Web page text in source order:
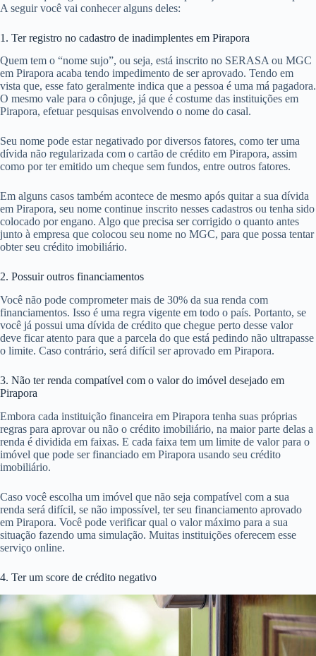
A seguir você vai conhecer alguns deles:
1. Ter registro no cadastro de inadimplentes em Pirapora
Quem tem o “nome sujo”, ou seja, está inscrito no SERASA ou MGC
em Pirapora acaba tendo impedimento de ser aprovado. Tendo em
vista que, esse fato geralmente indica que a pessoa é uma má pagadora.
O mesmo vale para o cônjuge, já que é costume das instituições em
Pirapora, efetuar pesquisas envolvendo o nome do casal.
Seu nome pode estar negativado por diversos fatores, como ter uma
dívida não regularizada com o cartão de crédito em Pirapora, assim
como por ter emitido um cheque sem fundos, entre outros fatores.
Em alguns casos também acontece de mesmo após quitar a sua dívida
em Pirapora, seu nome continue inscrito nesses cadastros ou tenha sido
colocado por engano. Algo que precisa ser corrigido o quanto antes
junto à empresa que colocou seu nome no MGC, para que possa tentar
obter seu crédito imobiliário.
2. Possuir outros financiamentos
Você não pode comprometer mais de 30% da sua renda com
financiamentos. Isso é uma regra vigente em todo o país. Portanto, se
você já possui uma dívida de crédito que chegue perto desse valor
deve ficar atento para que a parcela do que está pedindo não ultrapasse
o limite. Caso contrário, será difícil ser aprovado em Pirapora.
3. Não ter renda compatível com o valor do imóvel desejado em
Pirapora
Embora cada instituição financeira em Pirapora tenha suas próprias
regras para aprovar ou não o crédito imobiliário, na maior parte delas a
renda é dividida em faixas. E cada faixa tem um limite de valor para o
imóvel que pode ser financiado em Pirapora usando seu crédito
imobiliário.
Caso você escolha um imóvel que não seja compatível com a sua
renda será difícil, se não impossível, ter seu financiamento aprovado
em Pirapora. Você pode verificar qual o valor máximo para a sua
situação fazendo uma simulação. Muitas instituições oferecem esse
serviço online.
4. Ter um score de crédito negativo